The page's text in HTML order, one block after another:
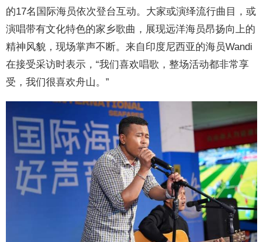
的17名国际海员依次登台互动。大家或演绎流行曲目，或
演唱带有文化特色的家乡歌曲，展现远洋海员昂扬向上的
精神风貌，现场掌声不断。来自印度尼西亚的海员Wandi
在接受采访时表示，“我们喜欢唱歌，整场活动都非常享
受，我们很喜欢舟山。”